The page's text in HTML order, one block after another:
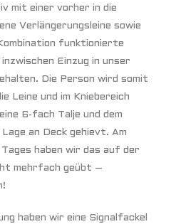
mit einer vorher in die
Verlängerungsleine sowie
funktionierte
Einzug in unser
Die Person wird somit
Leine und im Kniebereich
6-fach Talje und dem
an Deck gehievt. Am
haben wir das auf der
mehrfach geübt –
haben wir eine Signalfackel